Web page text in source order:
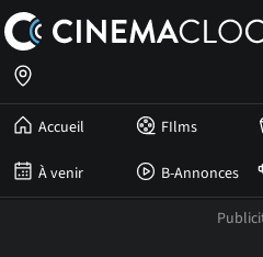
Accueil FIlms
À venir B-Annonces